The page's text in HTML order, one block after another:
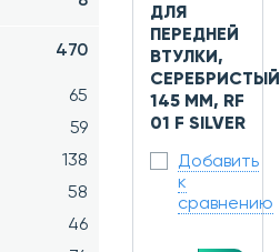
470
65
59
138
58
46
ДЛЯ
ПЕРЕДНЕЙ
ВТУЛКИ,
145 ММ, RF
01 F SILVER
Добавить
к
сравнению